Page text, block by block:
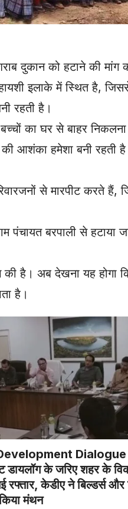
दुकान को हटाने की
इलाके में स्थित है,
रहती है।
का घर से बाहर
की आशंका हमेशा बनी
से मारपीट करते हैं,
पंचायत बरपाली से हटाया
की है। अब देखना यह
है।
Dialogue
डायलॉग के जरिए शहर के
रफ्तार, केडीए ने बिल्डर्स
मंथन